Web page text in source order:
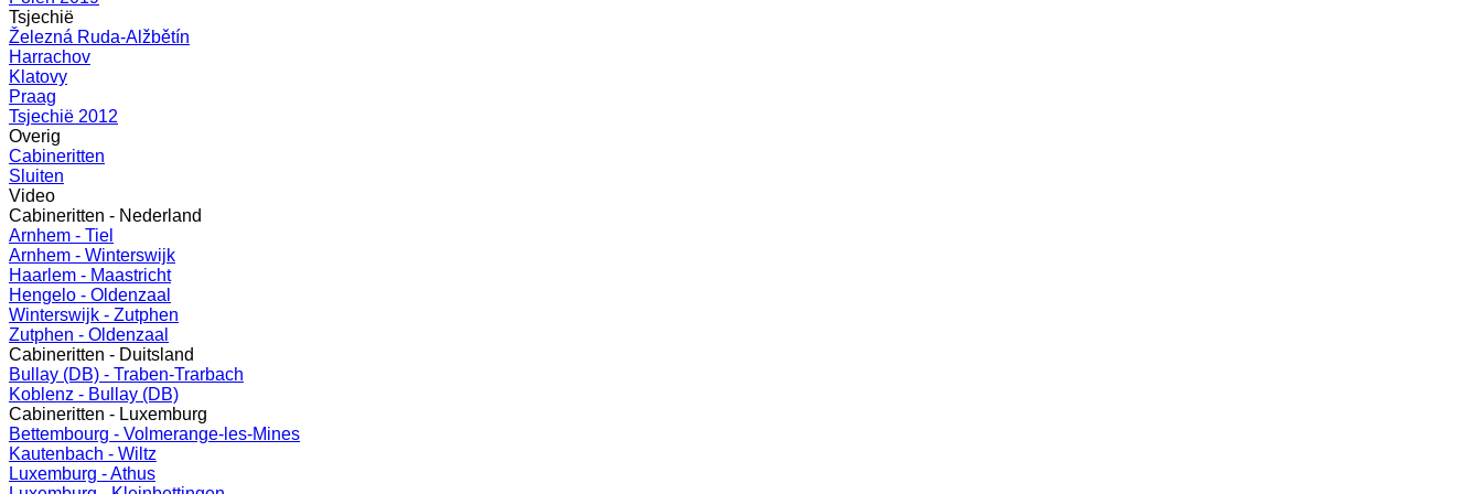
Tsjechië
Železná Ruda-Alžbětín
Harrachov
Klatovy
Praag
Tsjechië 2012
Overig
Cabineritten
Sluiten
Video
Cabineritten - Nederland
Arnhem - Tiel
Arnhem - Winterswijk
Haarlem - Maastricht
Hengelo - Oldenzaal
Winterswijk - Zutphen
Zutphen - Oldenzaal
Cabineritten - Duitsland
Bullay (DB) - Traben-Trarbach
Koblenz - Bullay (DB)
Cabineritten - Luxemburg
Bettembourg - Volmerange-les-Mines
Kautenbach - Wiltz
Luxemburg - Athus